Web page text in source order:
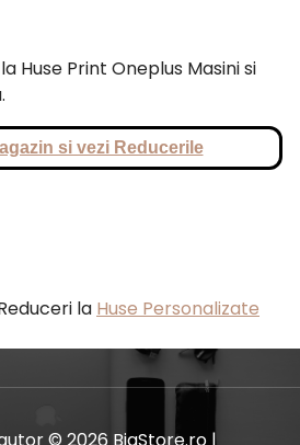
Huse Print Oneplus Masini si
si vezi Reducerile
la Huse Personalizate